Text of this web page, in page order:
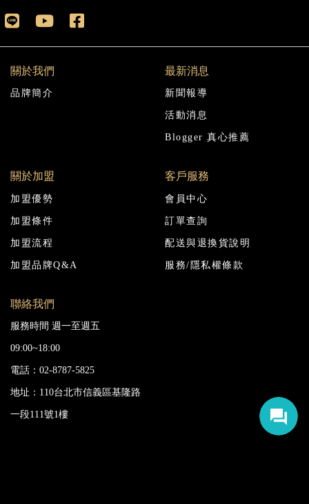
關於我們
品牌簡介
最新消息
新聞報導
活動消息
Blogger 真心推薦
關於加盟
加盟優勢
加盟條件
加盟流程
加盟品牌Q&A
客戶服務
會員中心
訂單查詢
配送與退換貨說明
服務/隱私權條款
聯絡我們
服務時間 週一至週五
09:00~18:00
電話：02-8787-5825
地址：110台北市信義區基隆路
一段111號1樓